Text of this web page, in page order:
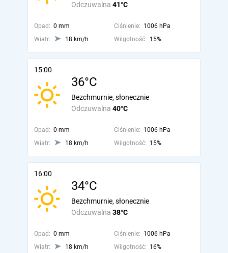
Odczuwalna 41°C
Opad: 0 mm Ciśnienie: 1006 hPa
Wiatr:
18 km/h Wilgotność: 15%
15:00
36°C
Odczuwalna 40°C
Bezchmurnie, słonecznie
Opad: 0 mm Ciśnienie: 1006 hPa
Wiatr:
18 km/h Wilgotność: 15%
16:00
34°C
Odczuwalna 38°C
Bezchmurnie, słonecznie
Opad: 0 mm Ciśnienie: 1006 hPa
Wiatr:
18 km/h Wilgotność: 16%